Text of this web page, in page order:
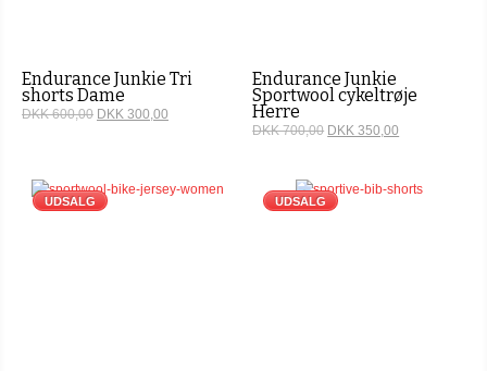
Endurance Junkie Tri
shorts Dame
DKK 600,00 DKK 300,00
Endurance Junkie
Sportwool cykeltrøje
Herre
DKK 700,00 DKK 350,00
UDSALG UDSALG